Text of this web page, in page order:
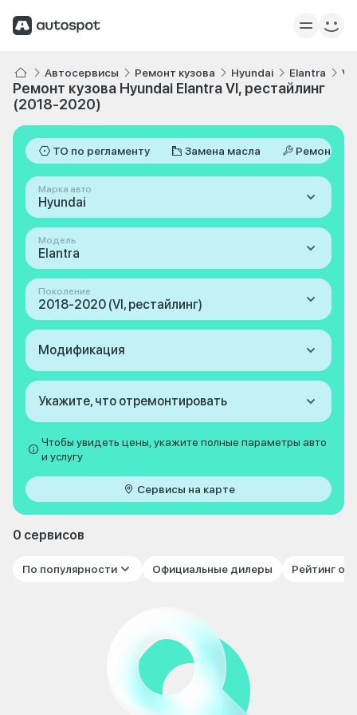
Автосервисы Ремонт кузова Hyundai Elantra
Ремонт кузова Hyundai Elantra VI, рестайлинг
(2018-2020)
ТО по регламенту Замена масла Ремонт
Марка авто
Hyundai
Модель
Elantra
Поколение
2018-2020 (VI, рестайлинг)
Модификация
Укажите, что отремонтировать
Чтобы увидеть цены, укажите полные параметры авто
и услугу
Сервисы на карте
0 сервисов
По популярности Официальные дилеры Рейтинг